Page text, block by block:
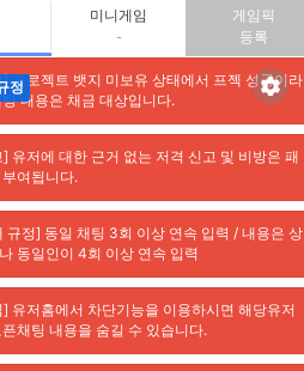
미니게임
-
게임픽
등록